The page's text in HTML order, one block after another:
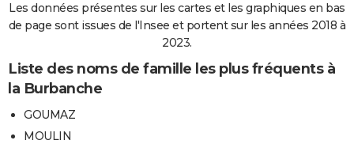
Les données présentes sur les cartes et les graphiques en bas
de page sont issues de l'Insee et portent sur les années 2018 à
2023.
Liste des noms de famille les plus fréquents à
la Burbanche
GOUMAZ
MOULIN